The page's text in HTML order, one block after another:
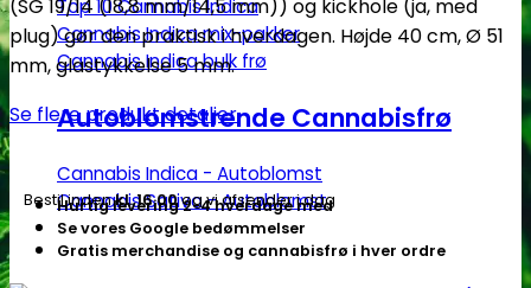
Top 10 Cannabis Indica
Cannabis Indica mix-pakker
Cannabis Indica bulk frø
Autoblomstrende Cannabisfrø
Cannabis Indica - Autoblomst
Cannabis Sativa - Autoblomst
Gradient
(40
cm)
-
Subseed.dk
antal
(SG 19/14 (18,8 mm/14,5 mm)) og kickhole (ja, med
plug) gør den praktisk i hverdagen. Højde 40 cm, Ø 51
mm, glastykkelse 5 mm.
Se flere produkt detaljer
Bestil indenkl. 16.00og vi afsender i dag
Hurtig levering 2-4 hverdage med
Se vores Google bedømmelser
Gratis merchandise og cannabisfrø i hver ordre